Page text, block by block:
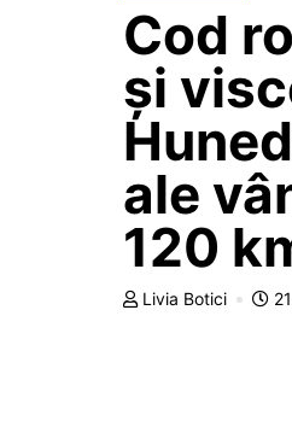
Cod
și
ale
120
Livia Botici